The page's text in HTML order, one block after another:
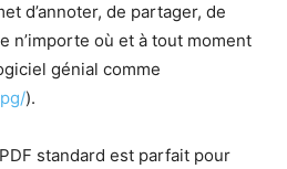
d’annoter, de partager, de
n’importe où et à tout moment
génial comme
).
standard est parfait pour